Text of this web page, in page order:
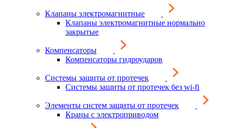
Клапаны электромагнитные
Клапаны электромагнитные нормально
закрытые
Компенсаторы
Компенсаторы гидроударов
Системы защиты от протечек
Системы защиты от протечек без wi-fi
Элементы систем защиты от протечек
Краны с электроприводом